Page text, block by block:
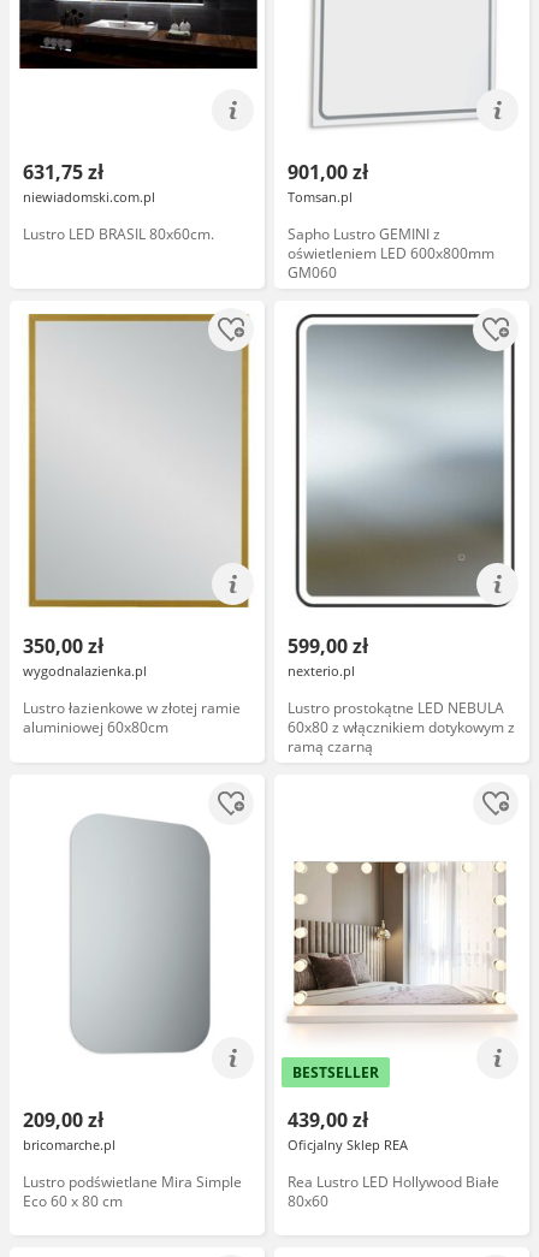
631,75 zł
niewiadomski.com.pl
Lustro LED BRASIL 80x60cm.
901,00 zł
Tomsan.pl
Sapho Lustro GEMINI z
oświetleniem LED 600x800mm
GM060
350,00 zł
wygodnalazienka.pl
Lustro łazienkowe w złotej ramie
aluminiowej 60x80cm
599,00 zł
nexterio.pl
Lustro prostokątne LED NEBULA
60x80 z włącznikiem dotykowym z
ramą czarną
209,00 zł
bricomarche.pl
Lustro podświetlane Mira Simple
Eco 60 x 80 cm
BESTSELLER
439,00 zł
Oficjalny Sklep REA
Rea Lustro LED Hollywood Białe
80x60